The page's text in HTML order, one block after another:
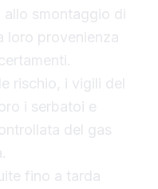
smontaggio di
loro provenienza
rischio, i vigili del
i serbatoi e
del gas
fino a tarda